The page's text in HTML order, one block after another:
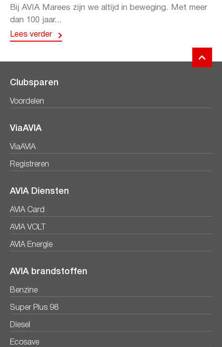
Bij AVIA Marees zijn we altijd in beweging. Met meer
dan 100 jaar...
Lees verder
Clubsparen
Voordelen
ViaAVIA
ViaAVIA
Registreren
AVIA Diensten
AVIA Card
AVIA VOLT
AVIA Energie
AVIA brandstoffen
Benzine
Super Plus 98
Diesel
Ecosave